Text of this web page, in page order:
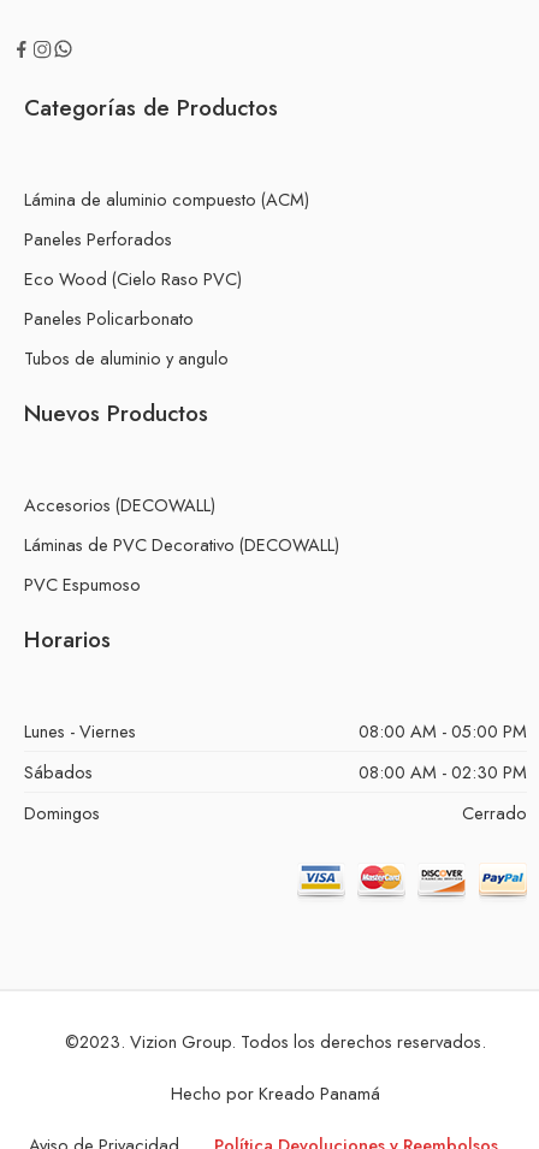
Categorías de Productos
Lámina de aluminio compuesto (ACM)
Paneles Perforados
Eco Wood (Cielo Raso PVC)
Paneles Policarbonato
Tubos de aluminio y angulo
Nuevos Productos
Accesorios (DECOWALL)
Láminas de PVC Decorativo (DECOWALL)
PVC Espumoso
Horarios
Lunes - Viernes
08:00 AM - 05:00 PM
Sábados
08:00 AM - 02:30 PM
Domingos
Cerrado
©2023. Vizion Group. Todos los derechos reservados.
Hecho porKreado Panamá